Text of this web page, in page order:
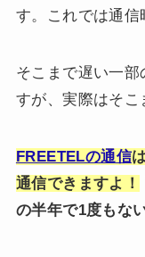
す。これでは通信
そこまで遅い一
すが、実際はそこ
FREETELの通信
通信できますよ！
の半年で1度もな